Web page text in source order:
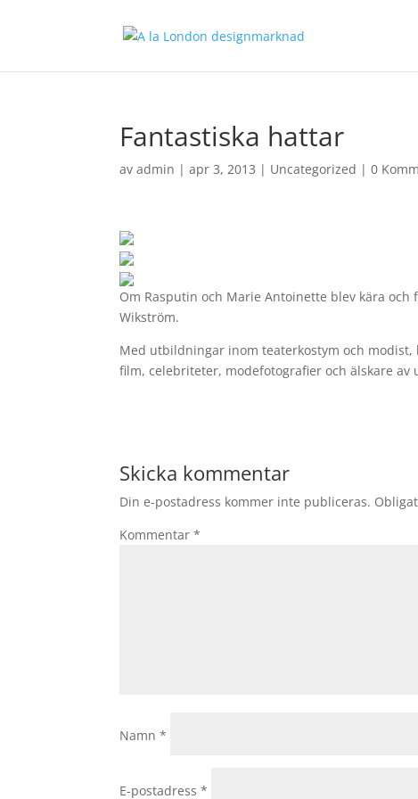
Fantastiska hattar
avadmin |apr 3, 2013 | Uncategorized |0
Om Rasputin och Marie Antoinette blev kära
Wikström.
Med utbildningar inom teaterkostym och
film, celebriteter, modefotografier och älskare av
Skicka kommentar
Din e-postadress kommer inte publiceras.
Kommentar*
Namn*
E-postadress*